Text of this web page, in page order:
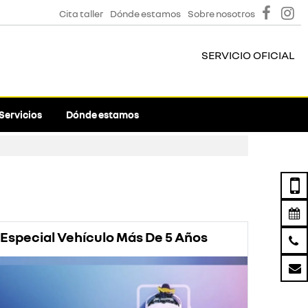
Cita taller Dónde estamos Sobre nosotros
SERVICIO OFICIAL
Dónde estamos
Especial Vehículo Más De 5 Años